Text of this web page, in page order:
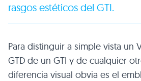
rasgos estéticos del GTI.
Para distinguir a simple vista un
GTD de un GTI y de cualquier
diferencia visual obvia es el